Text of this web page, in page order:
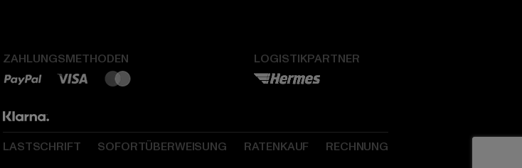
ZAHLUNGSMETHODEN LOGISTIKPARTNER
LASTSCHRIFT SOFORTÜBERWEISUNG RATENKAUF RECHNUNG